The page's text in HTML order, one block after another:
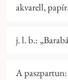
akvarell,
j. l. b.:
A